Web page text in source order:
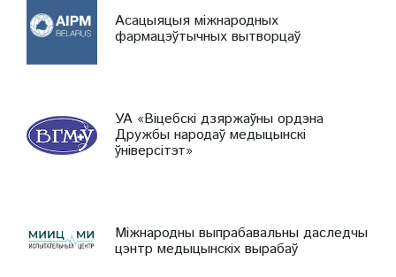
Асацыяцыя міжнародных
фармацэўтычных вытворцаў
УА «Віцебскі дзяржаўны ордэна
Дружбы народаў медыцынскі
ўніверсітэт»
Міжнародны выпрабавальны даследчы
цэнтр медыцынскіх вырабаў